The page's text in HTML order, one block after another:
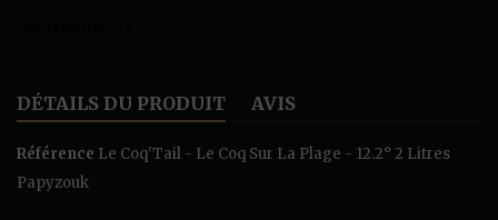
DÉTAILS DU PRODUIT AVIS
Référence Le Coq'Tail - Le Coq Sur La Plage - 12.2° 2 Litres
Papyzouk